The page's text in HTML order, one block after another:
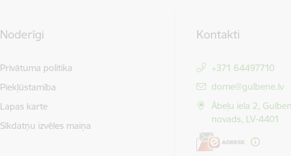
Noderīgi
Privātuma politika
Piekļūstamība
Lapas karte
Sīkdatņu izvēles maiņa
Kontakti
+371 64497710
E-pasts:
dome@gulbene.lv
Ābeļu iela 2,
novads, LV-4401